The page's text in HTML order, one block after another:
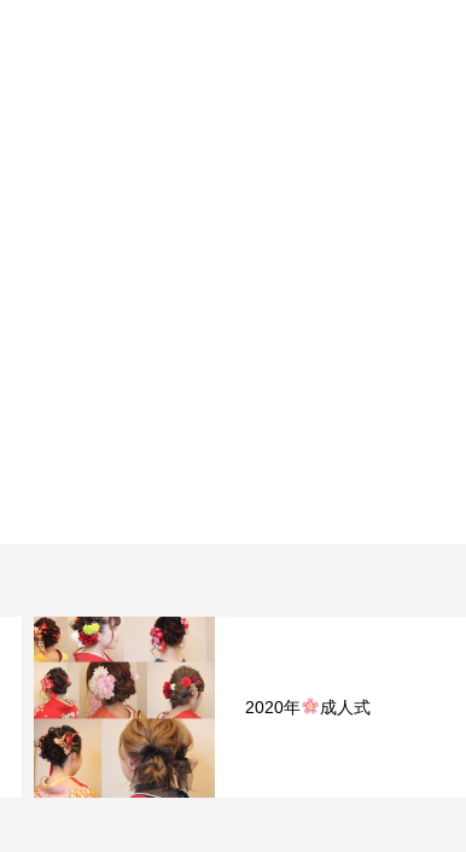
フルエンザ予防の歯磨き